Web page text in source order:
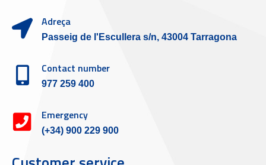
Adreça
Passeig de l'Escullera s/n, 43004 Tarragona
Contact number
977 259 400
Emergency
(+34) 900 229 900